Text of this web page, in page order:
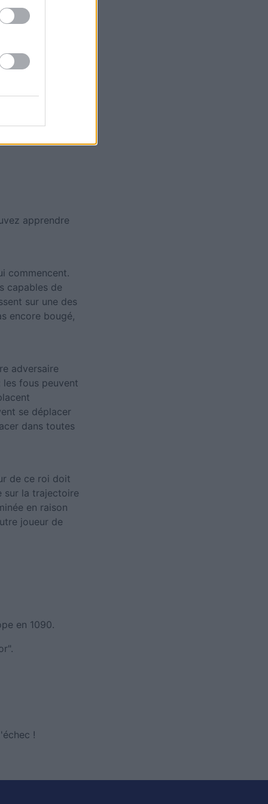
stratégies
dès
stratégies
dès
apprendre
commencent.
capables de
sur une des
encore bougé,
adversaire
fous peuvent
se déplacer
dans toutes
de ce roi doit
sur la trajectoire
en raison
joueur de
en 1090.
!